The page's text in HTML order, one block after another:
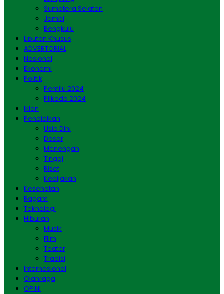
Sumatera Selatan
Jambi
Bengkulu
Liputan Khusus
ADVERTORIAL
Nasional
Ekonomi
Politik
Pemilu 2024
Pilkada 2024
Iklan
Pendidikan
Usia Dini
Dasar
Menengah
Tinggi
Riset
Kebijakan
Kesehatan
Ragam
Teknologi
Hiburan
Musik
Film
Teater
Tradisi
Internasional
Olahraga
OPINI